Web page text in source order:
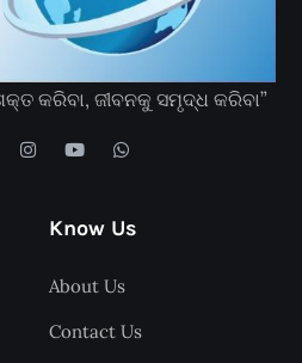
କରିବା, ଜୀବନକୁ ସମୃଦ୍ଧ କରିବା”
Know Us
About Us
Contact Us